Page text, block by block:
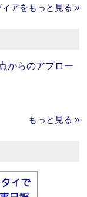
アをもっと見る »
からのアプロー
もっと見る »